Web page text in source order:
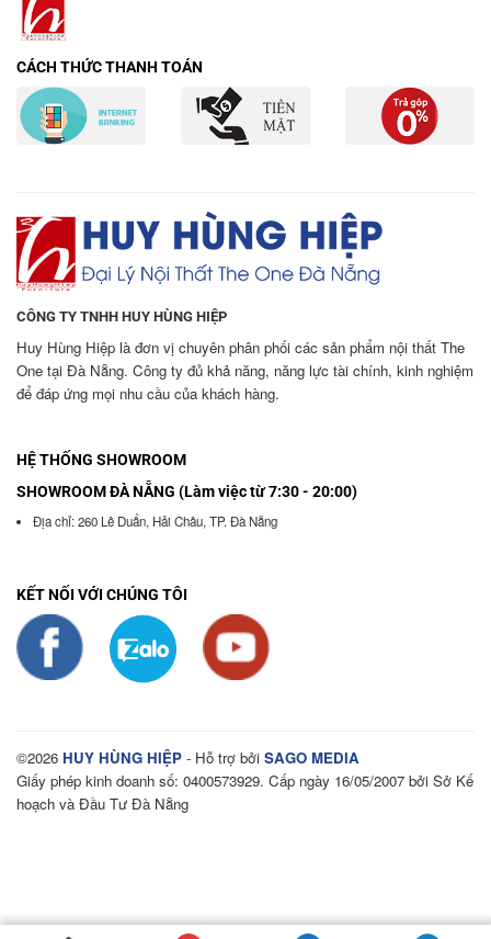
CÁCH THỨC THANH TOÁN
CÔNG TY TNHH HUY HÙNG HIỆP
Huy Hùng Hiệp là đơn vị chuyên phân phối các sản phẩm nội thất The
One tại Đà Nẵng. Công ty đủ khả năng, năng lực tài chính, kinh nghiệm
để đáp ứng mọi nhu cầu của khách hàng.
HỆ THỐNG SHOWROOM
SHOWROOM ĐÀ NẴNG (Làm việc từ 7:30 - 20:00)
Địa chỉ: 260 Lê Duẩn, Hải Châu, TP. Đà Nẵng
KẾT NỐI VỚI CHÚNG TÔI
©2026 HUY HÙNG HIỆP - Hỗ trợ bởi SAGO MEDIA
Giấy phép kinh doanh số: 0400573929. Cấp ngày 16/05/2007 bởi Sở Kế
hoạch và Đầu Tư Đà Nẵng